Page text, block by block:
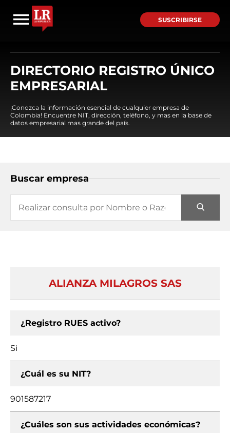
SUSCRIBIRSE
DIRECTORIO REGISTRO ÚNICO
EMPRESARIAL
¡Conozca la información esencial de cualquier empresa de
Colombia! Encuentre NIT, dirección, teléfono, y mas en la base de
datos empresarial mas grande del país.
Buscar empresa
ALIANZA MILAGROS SAS
¿Registro RUES activo?
Si
¿Cuál es su NIT?
901587217
¿Cuáles son sus actividades económicas?